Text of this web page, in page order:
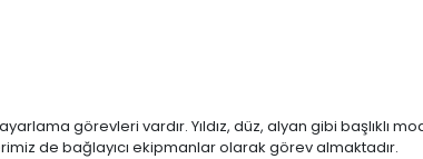
görevleri vardır. Yıldız, düz, alyan gibi başlıklı
de bağlayıcı ekipmanlar olarak görev almaktadır.